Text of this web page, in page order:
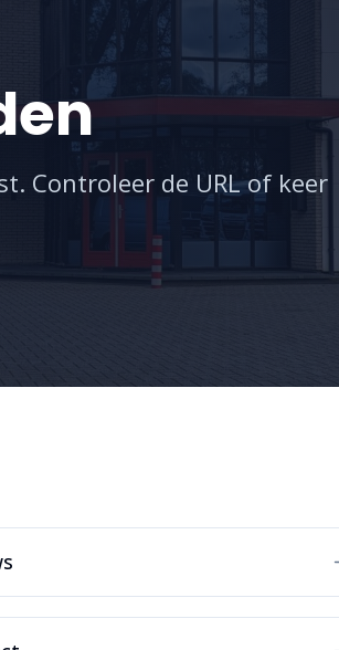
Controleer de URL of keer